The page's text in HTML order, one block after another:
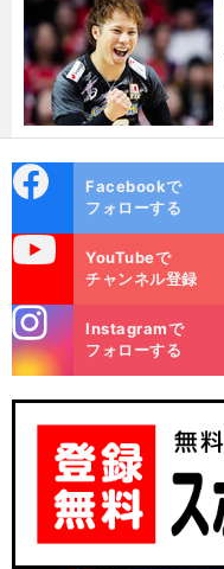
ok
Facebookで
フォローする
YouTubeで
チャンネル登録
m
Instagramで
フォローする